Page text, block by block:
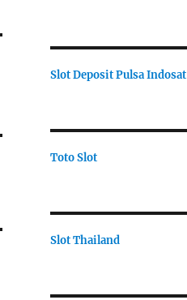
Slot Deposit Pulsa Indosat
Toto Slot
Slot Thailand